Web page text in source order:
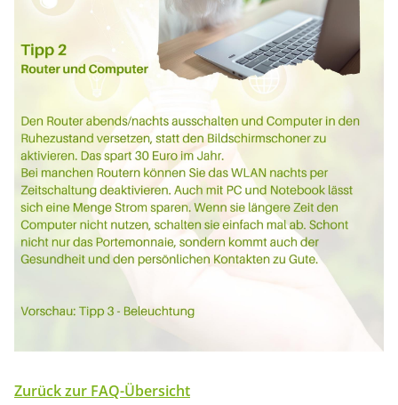
Zurück zur FAQ-Übersicht